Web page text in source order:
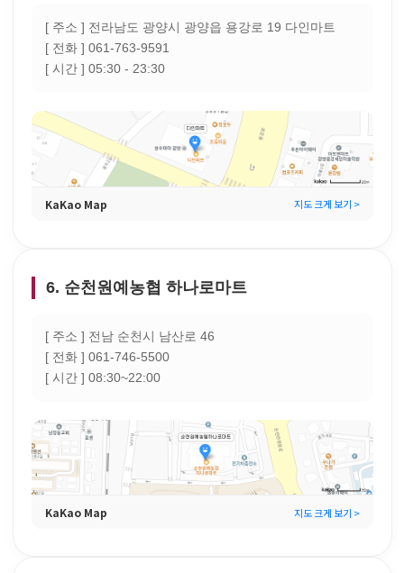
[ 주소 ] 전라남도 광양시 광양읍 용강로 19 다인마트
[ 전화 ] 061-763-9591
[ 시간 ] 05:30 - 23:30
KaKao Map 지도 크게 보기 >
6. 순천원예농협 하나로마트
[ 주소 ] 전남 순천시 남산로 46
[ 전화 ] 061-746-5500
[ 시간 ] 08:30~22:00
KaKao Map 지도 크게 보기 >